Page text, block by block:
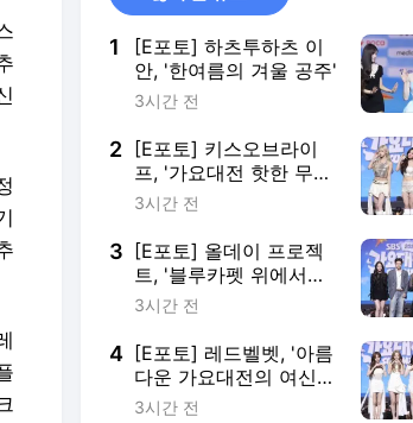
1
[E포토] 하츠투하츠 이
안, '한여름의 겨울 공주'
3시간 전
2
[E포토] 키스오브라이
프, '가요대전 핫한 무대
기대하세요'
3시간 전
3
[E포토] 올데이 프로젝
트, '블루카펫 위에서도
시크하게'
3시간 전
4 [E포토] 레드벨벳, '아름
다운 가요대전의 여신
들'
3시간 전